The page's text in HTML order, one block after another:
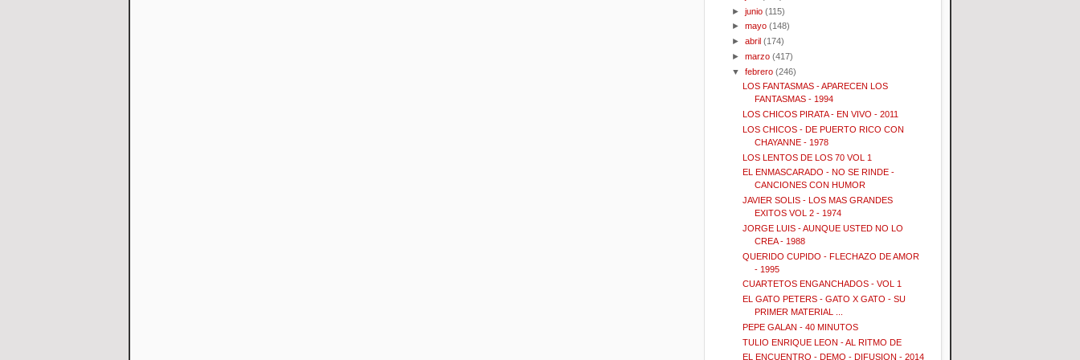
►junio (115)
►mayo (148)
►abril (174)
►marzo (417)
▼febrero (246)
LOS FANTASMAS - APARECEN LOS
FANTASMAS - 1994
LOS CHICOS PIRATA - EN VIVO - 2011
LOS CHICOS - DE PUERTO RICO CON
CHAYANNE - 1978
LOS LENTOS DE LOS 70 VOL 1
EL ENMASCARADO - NO SE RINDE -
CANCIONES CON HUMOR
JAVIER SOLIS - LOS MAS GRANDES
EXITOS VOL 2 - 1974
JORGE LUIS - AUNQUE USTED NO LO
CREA - 1988
QUERIDO CUPIDO - FLECHAZO DE AMOR
- 1995
CUARTETOS ENGANCHADOS - VOL 1
EL GATO PETERS - GATO X GATO - SU
PRIMER MATERIAL ...
PEPE GALAN - 40 MINUTOS
TULIO ENRIQUE LEON - AL RITMO DE
EL ENCUENTRO - DEMO - DIFUSION - 2014